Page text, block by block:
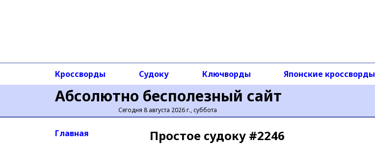
Абсолютно бесполезный сайт
Сегодня 8 августа 2026 г., суббота
Кроссворды Судоку Ключворды Японские кроссворды
Главная
Простое cудоку #2246